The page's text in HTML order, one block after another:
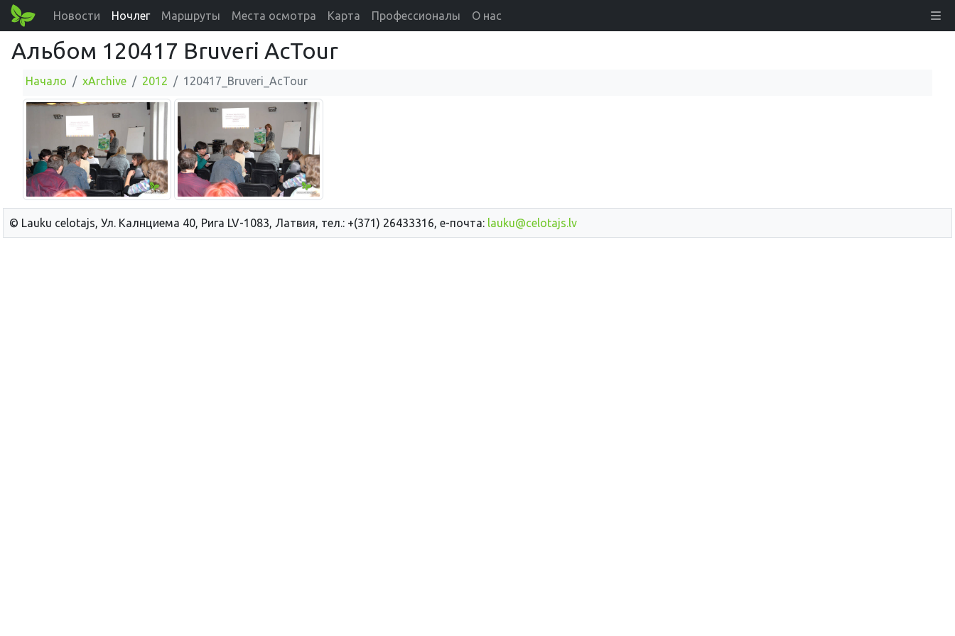
Новости Ночлег Маршруты Места осмотра Карта Профессионалы О нас
Альбом 120417 Bruveri AcTour
Начало xArchive 2012 120417_Bruveri_AcTour
© Lauku сelotajs, Ул. Калнциема 40, Рига LV-1083, Латвия, тел.: +(371) 26433316, е-почта: lauku@celotajs.lv